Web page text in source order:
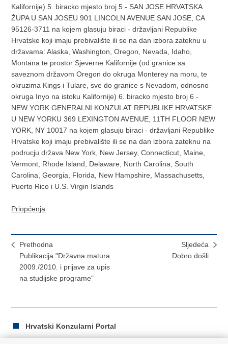
Kalifornije) 5. biracko mjesto broj 5 - SAN JOSE HRVATSKA
ŽUPA U SAN JOSEU 901 LINCOLN AVENUE SAN JOSE, CA
95126-3711 na kojem glasuju biraci - državljani Republike
Hrvatske koji imaju prebivalište ili se na dan izbora zateknu u
državama: Alaska, Washington, Oregon, Nevada, Idaho,
Montana te prostor Sjeverne Kalifornije (od granice sa
saveznom državom Oregon do okruga Monterey na moru, te
okruzima Kings i Tulare, sve do granice s Nevadom, odnosno
okruga Inyo na istoku Kalifornije) 6. biracko mjesto broj 6 -
NEW YORK GENERALNI KONZULAT REPUBLIKE HRVATSKE
U NEW YORKU 369 LEXINGTON AVENUE, 11TH FLOOR NEW
YORK, NY 10017 na kojem glasuju biraci - državljani Republike
Hrvatske koji imaju prebivalište ili se na dan izbora zateknu na
podrucju država New York, New Jersey, Connecticut, Maine,
Vermont, Rhode Island, Delaware, North Carolina, South
Carolina, Georgia, Florida, New Hampshire, Massachusetts,
Puerto Rico i U.S. Virgin Islands
Priopćenja
Prethodna
Publikacija "Državna matura
2009./2010. i prijave za upis
na studijske programe"
Sljedeća
Dobro došli
Hrvatski Konzularni Portal